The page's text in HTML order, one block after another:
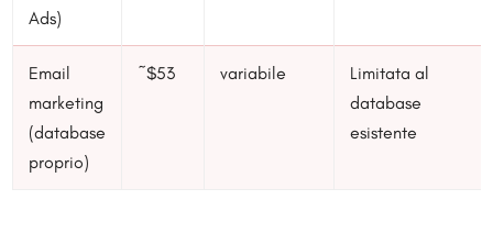
Ads)
Email
marketing
(database
proprio)
~$53 variabile
Limitata al
database
esistente